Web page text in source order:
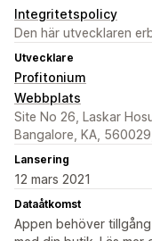
Integritetspolicy
Den här utvecklaren
Utvecklare
Profitonium
Webbplats
Site No 26, Laskar
Bangalore, KA,
Lansering
12 mars 2021
Dataåtkomst
Appen behöver